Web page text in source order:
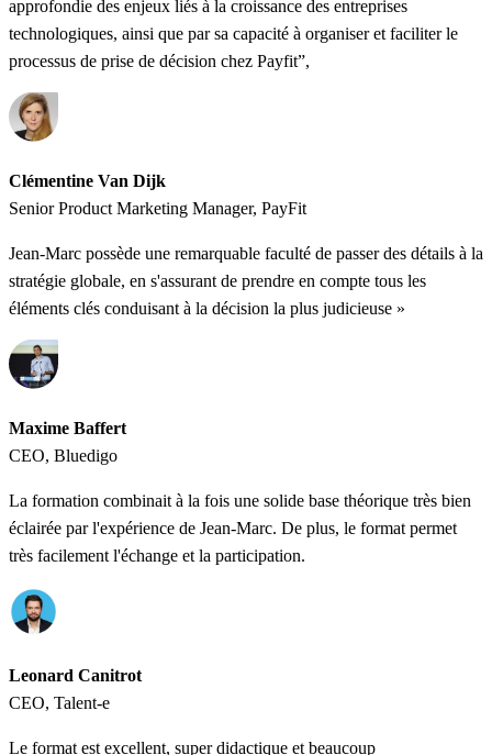
approfondie des enjeux liés à la croissance des entreprises
technologiques, ainsi que par sa capacité à organiser et faciliter le
processus de prise de décision chez Payfit”,
Clémentine Van Dijk
Senior Product Marketing Manager, PayFit
Jean-Marc possède une remarquable faculté de passer des détails à la
stratégie globale, en s'assurant de prendre en compte tous les
éléments clés conduisant à la décision la plus judicieuse »
Maxime Baffert
CEO, Bluedigo
La formation combinait à la fois une solide base théorique très bien
éclairée par l'expérience de Jean-Marc. De plus, le format permet
très facilement l'échange et la participation.
Leonard Canitrot
CEO, Talent-e
Le format est excellent, super didactique et beaucoup